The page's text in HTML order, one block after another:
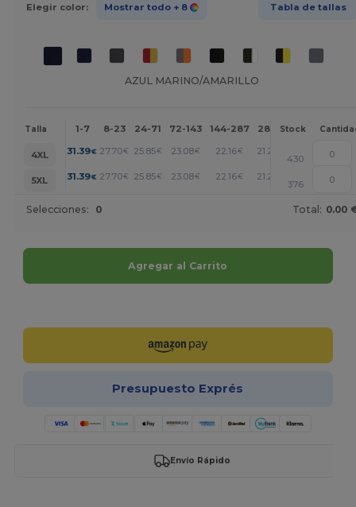
Elegir color: Mostrar todo + 8 Tabla de tallas
AZUL MARINO/AMARILLO
Talla 1-7 8-23 24-71 72-143 144-287 288 + Más
Stock
4XL 31.39€ 27.70€ 25.85€ 23.08€ 22.16€ 21.24 +
430
5XL
31.39€ 27.70€ 25.85€ 23.08€ 22.16€ 21.24 +
376
Selecciones: 0 Total: 0.00
Agregar al Carrito
Presupuesto Exprés
Envío Rápido